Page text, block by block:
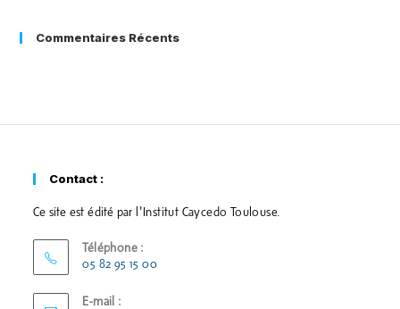
Commentaires Récents
Contact :
Ce site est édité par l'Institut Caycedo Toulouse.
Téléphone :
05 82 95 15 00
E-mail :